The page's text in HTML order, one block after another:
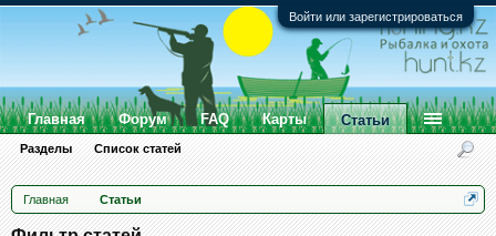
Войти или зарегистрироваться
Главная Статьи
Главная Форум FAQ Карты Статьи
Разделы Список статей